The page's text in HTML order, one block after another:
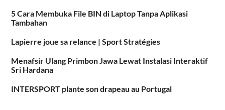
5 Cara Membuka File BIN di Laptop Tanpa Aplikasi
Tambahan
Lapierre joue sa relance | Sport Stratégies
Menafsir Ulang Primbon Jawa Lewat Instalasi Interaktif
Sri Hardana
INTERSPORT plante son drapeau au Portugal